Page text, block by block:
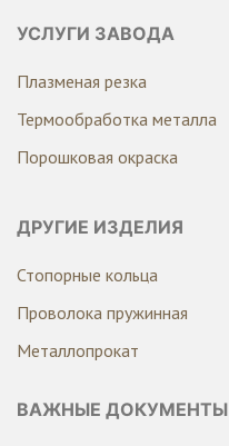
УСЛУГИ ЗАВОДА
Плазменая резка
Термообработка металла
Порошковая окраска
ДРУГИЕ ИЗДЕЛИЯ
Стопорные кольца
Проволока пружинная
Металлопрокат
ВАЖНЫЕ ДОКУМЕНТЫ